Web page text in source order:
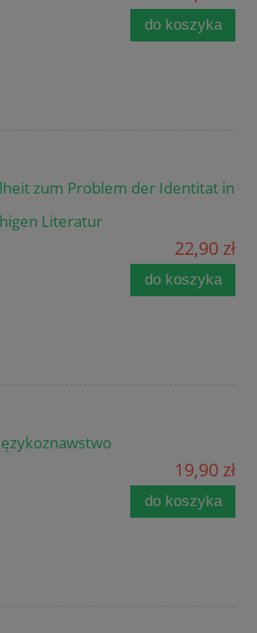
do koszyka
zum Problem der Identitat in
Literatur
22,90 zł
do koszyka
19,90 zł
do koszyka